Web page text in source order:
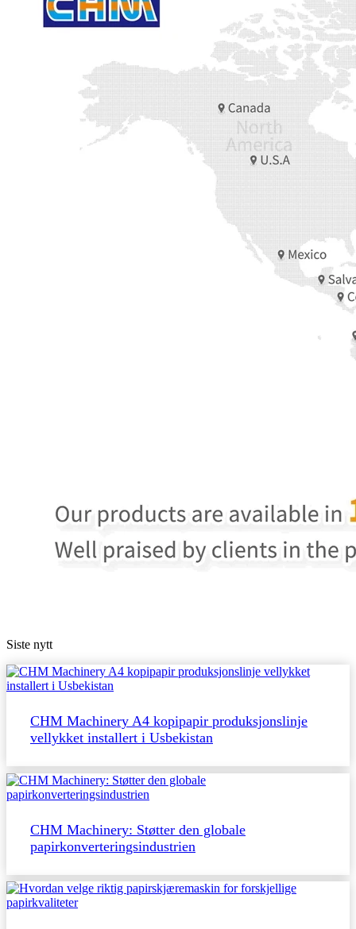
Siste nytt
CHM Machinery A4 kopipapir produksjonslinje
vellykket installert i Usbekistan
CHM Machinery: Støtter den globale
papirkonverteringsindustrien